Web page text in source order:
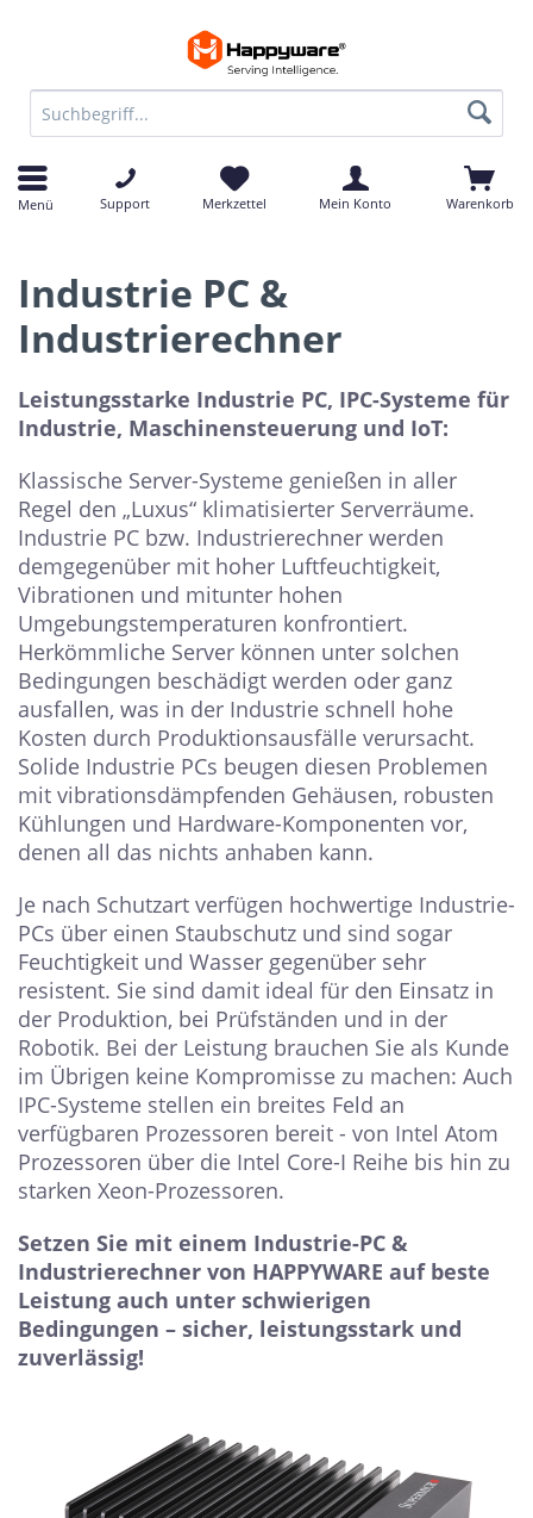
Menü Support Merkzettel Mein Konto Warenkorb
Industrie PC &
Industrierechner
Leistungsstarke Industrie PC, IPC-Systeme für
Industrie, Maschinensteuerung und IoT:
Klassische Server-Systeme genießen in aller
Regel den „Luxus“ klimatisierter Serverräume.
Industrie PC bzw. Industrierechner werden
demgegenüber mit hoher Luftfeuchtigkeit,
Vibrationen und mitunter hohen
Umgebungstemperaturen konfrontiert.
Herkömmliche Server können unter solchen
Bedingungen beschädigt werden oder ganz
ausfallen, was in der Industrie schnell hohe
Kosten durch Produktionsausfälle verursacht.
Solide Industrie PCs beugen diesen Problemen
mit vibrationsdämpfenden Gehäusen, robusten
Kühlungen und Hardware-Komponenten vor,
denen all das nichts anhaben kann.
Je nach Schutzart verfügen hochwertige Industrie-
PCs über einen Staubschutz und sind sogar
Feuchtigkeit und Wasser gegenüber sehr
resistent. Sie sind damit ideal für den Einsatz in
der Produktion, bei Prüfständen und in der
Robotik. Bei der Leistung brauchen Sie als Kunde
im Übrigen keine Kompromisse zu machen: Auch
IPC-Systeme stellen ein breites Feld an
verfügbaren Prozessoren bereit - von Intel Atom
Prozessoren über die Intel Core-I Reihe bis hin zu
starken Xeon-Prozessoren.
Setzen Sie mit einem Industrie-PC &
Industrierechner von HAPPYWARE auf beste
Leistung auch unter schwierigen
Bedingungen – sicher, leistungsstark und
zuverlässig!